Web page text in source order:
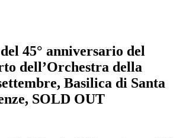
45° anniversario del
dell’Orchestra della
Basilica di Santa
SOLD OUT